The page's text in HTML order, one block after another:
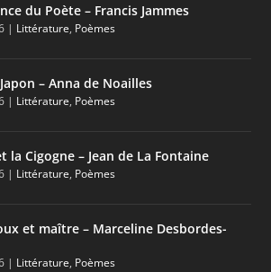
du Poète – Francis Jammes
| Littérature, Poèmes
– Anna de Noailles
| Littérature, Poèmes
la Cigogne – Jean de La Fontaine
| Littérature, Poèmes
et maître – Marceline Desbordes-
| Littérature, Poèmes